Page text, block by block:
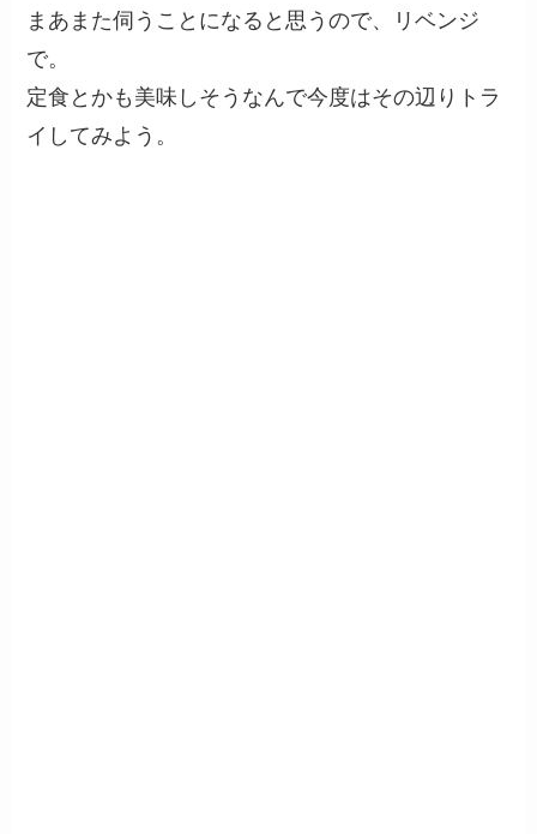
まあまた伺うことになると思うので、リベンジ
で。
定食とかも美味しそうなんで今度はその辺りトラ
イしてみよう。